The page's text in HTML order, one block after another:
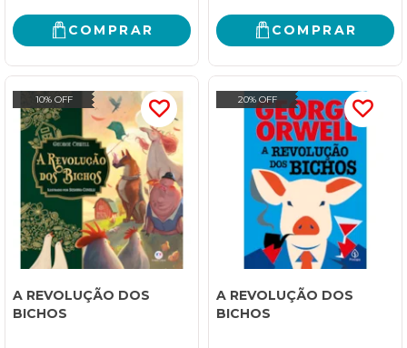
COMPRAR COMPRAR
10% OFF
A REVOLUÇÃO DOS
BICHOS
20% OFF
A REVOLUÇÃO DOS
BICHOS